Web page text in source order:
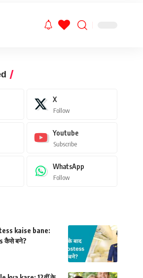
X
Follow
Youtube
Subscribe
WhatsApp
Follow
kaise bane:
कैसे बने?